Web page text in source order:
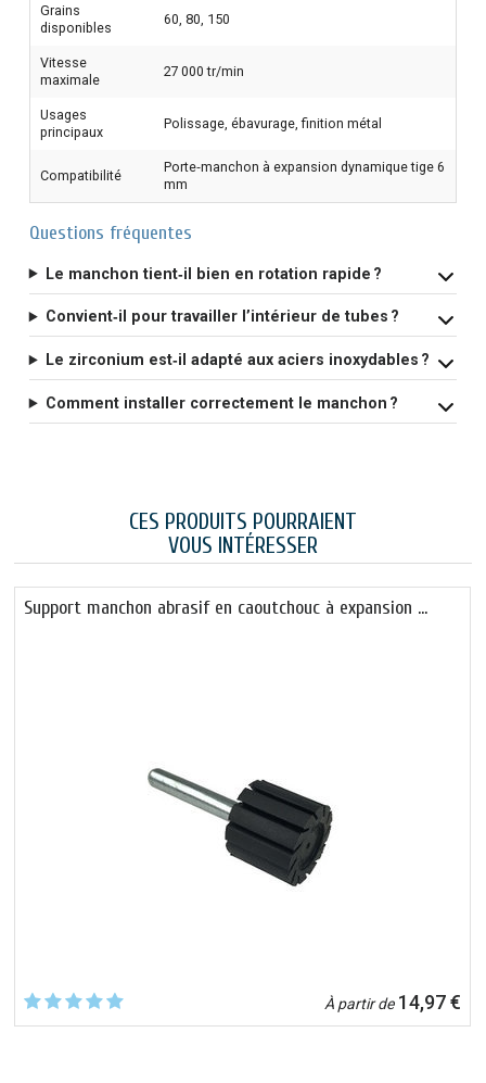
Grains
disponibles
60, 80, 150
Vitesse
maximale
27 000 tr/min
Usages
principaux
Polissage, ébavurage, finition métal
Compatibilité
Porte‑manchon à expansion dynamique tige 6
mm
Questions fréquentes
Le manchon tient‑il bien en rotation rapide ?
Convient‑il pour travailler l’intérieur de tubes ?
Le zirconium est‑il adapté aux aciers inoxydables ?
Comment installer correctement le manchon ?
CES PRODUITS POURRAIENT
VOUS INTÉRESSER
Support manchon abrasif en caoutchouc à expansion …
À partir de14,97 €